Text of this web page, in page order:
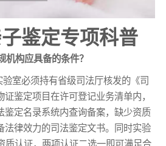
鉴定专项科普
机构应具备的条件？
室必须持有省级司法厅核发的《司
鉴定项目在许可登记业务清单内，
鉴定名录系统内查询备案，缺少资质
法律效力的司法鉴定文书。同时实验
质认证，两项认证二选一即可满足合